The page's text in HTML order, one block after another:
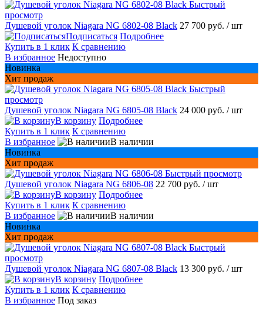
Быстрый
просмотр
Душевой уголок Niagara NG 6802-08 Black 27 700 руб. / шт
Подписаться Подробнее
Купить в 1 клик К сравнению
В избранное Недоступно
Новинка
Хит продаж
Быстрый
просмотр
Душевой уголок Niagara NG 6805-08 Black 24 000 руб. / шт
В корзину Подробнее
Купить в 1 клик К сравнению
В избранное
В наличии
Новинка
Хит продаж
Быстрый просмотр
Душевой уголок Niagara NG 6806-08 22 700 руб. / шт
В корзину Подробнее
Купить в 1 клик К сравнению
В избранное
В наличии
Новинка
Хит продаж
Быстрый
просмотр
Душевой уголок Niagara NG 6807-08 Black 13 300 руб. / шт
В корзину Подробнее
Купить в 1 клик К сравнению
В избранное Под заказ